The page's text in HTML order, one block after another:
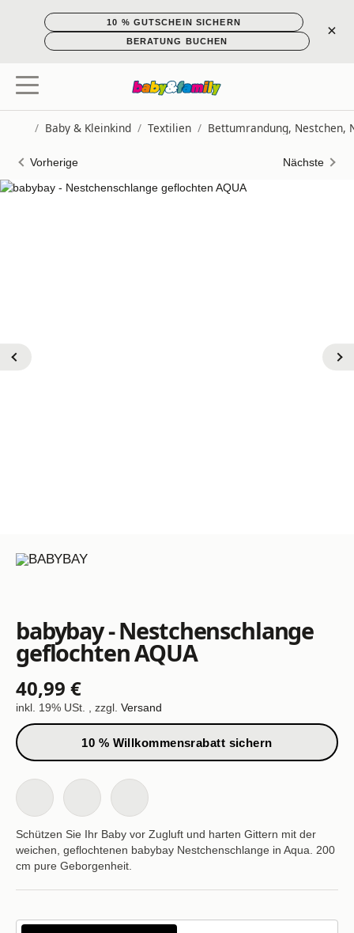
10 % GUTSCHEIN SICHERN
BERATUNG BUCHEN
×
/ Baby & Kleinkind / Textilien / Bettumrandung, Nestchen,
Vorherige Nächste
babybay - Nestchenschlange
geflochten AQUA
40,99 €
inkl. 19% USt. , zzgl. Versand
10 % Willkommensrabatt sichern
Schützen Sie Ihr Baby vor Zugluft und harten Gittern mit der
weichen, geflochtenen babybay Nestchenschlange in Aqua. 200
cm pure Geborgenheit.